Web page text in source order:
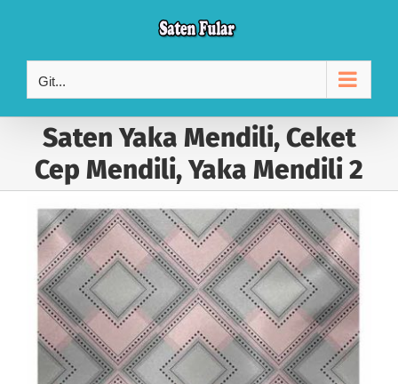
content
Git...
Saten Yaka Mendili, Ceket
Cep Mendili, Yaka Mendili 2